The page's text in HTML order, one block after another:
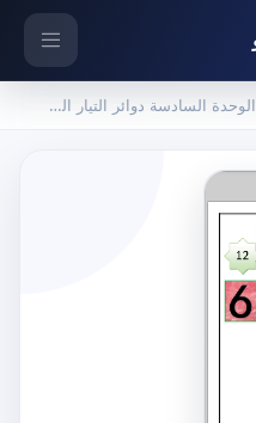
الوحدة السادسة دوائر التيار المستمر, (فيزياء) الثاني عشر المتقدم